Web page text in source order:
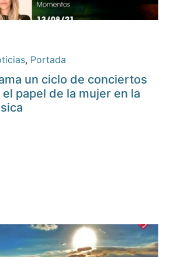
, Portada
un ciclo de conciertos
papel de la mujer en la